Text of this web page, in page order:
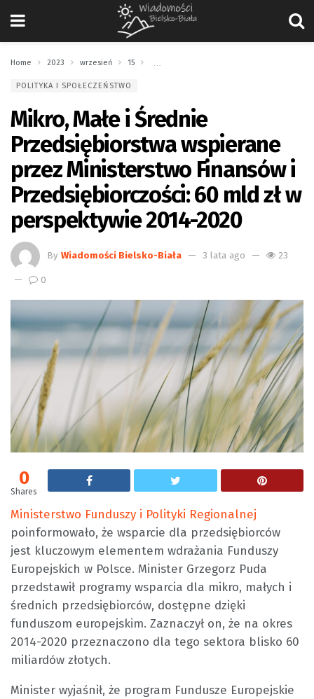
Home 2023 wrzesień 15
POLITYKA I SPOŁECZEŃSTWO
Mikro, Małe i Średnie
Przedsiębiorstwa wspierane
przez Ministerstwo Finansów i
Przedsiębiorczości: 60 mld zł w
perspektywie 2014-2020
By Wiadomości Bielsko-Biała 3 lata ago 23
0
0
Shares
Ministerstwo Funduszy i Polityki Regionalnej
poinformowało, że wsparcie dla przedsiębiorców
jest kluczowym elementem wdrażania Funduszy
Europejskich w Polsce. Minister Grzegorz Puda
przedstawił programy wsparcia dla mikro, małych i
średnich przedsiębiorców, dostępne dzięki
funduszom europejskim. Zaznaczył on, że na okres
2014-2020 przeznaczono dla tego sektora blisko 60
miliardów złotych.
Minister wyjaśnił, że program Fundusze Europejskie